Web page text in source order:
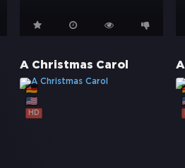
A Christmas Carol
HD